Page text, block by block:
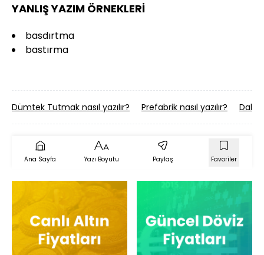
YANLIŞ YAZIM ÖRNEKLERİ
basdırtma
bastırma
Dümtek Tutmak nasıl yazılır? Prefabrik nasıl yazılır?
Ana Sayfa Yazı Boyutu Paylaş Favoriler